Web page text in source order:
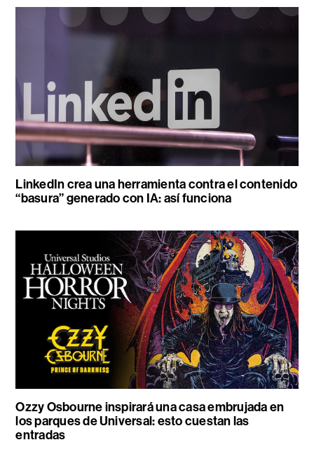
LinkedIn crea una herramienta contra el contenido
“basura” generado con IA: así funciona
Ozzy Osbourne inspirará una casa embrujada en
los parques de Universal: esto cuestan las
entradas